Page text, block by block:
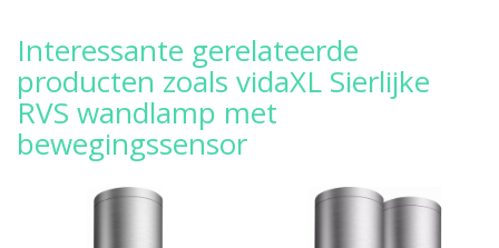
Interessante gerelateerde
producten zoals vidaXL Sierlijke
RVS wandlamp met
bewegingssensor